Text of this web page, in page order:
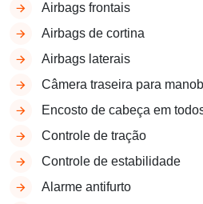
Airbags frontais
Airbags de cortina
Airbags laterais
Câmera traseira para
Encosto de cabeça em
Controle de tração
Controle de estabilidade
Alarme antifurto